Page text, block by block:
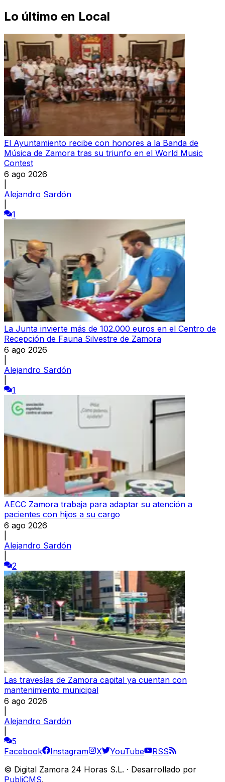
Lo último en Local
El Ayuntamiento recibe con honores a la Banda de
Música de Zamora tras su triunfo en el World Music
Contest
6 ago 2026
Alejandro Sardón
1
La Junta invierte más de 102.000 euros en el Centro de
Recepción de Fauna Silvestre de Zamora
6 ago 2026
Alejandro Sardón
1
AECC Zamora trabaja para adaptar su atención a
pacientes con hijos a su cargo
6 ago 2026
Alejandro Sardón
2
Las travesías de Zamora capital ya cuentan con
mantenimiento municipal
6 ago 2026
Alejandro Sardón
5
Facebook
Instagram X YouTube
RSS
© Digital Zamora 24 Horas S.L. · Desarrollado por
PubliCMS.